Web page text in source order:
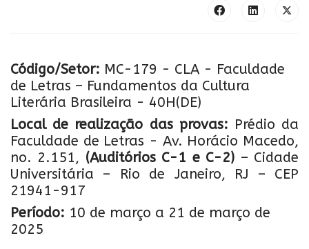
Código/Setor: MC-179 - CLA - Faculdade
de Letras – Fundamentos da Cultura
Literária Brasileira - 40H(DE)
Local de realização das provas: Prédio da
Faculdade de Letras - Av. Horácio Macedo,
no. 2.151, (Auditórios C-1 e C-2) – Cidade
Universitária – Rio de Janeiro, RJ – CEP
21941-917
Período: 10 de março a 21 de março de
2025